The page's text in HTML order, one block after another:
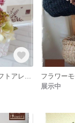
フラワー
展示中